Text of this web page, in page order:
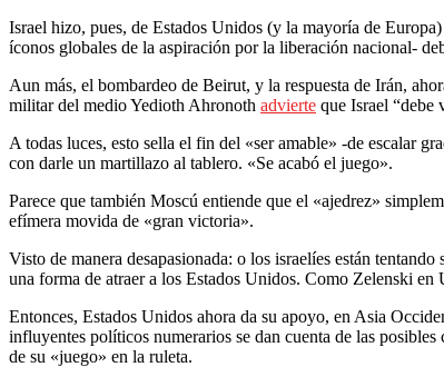
Israel hizo, pues, de Estados Unidos (y la mayoría de
íconos globales de la aspiración por la liberación nacional-
Aun más, el bombardeo de Beirut, y la respuesta de Irán,
militar del medio Yedioth Ahronoth advierte que Israel “debe
A todas luces, esto sella el fin del «ser amable» -de escalar
con darle un martillazo al tablero. «Se acabó el juego».
Parece que también Moscú entiende que el «ajedrez»
efímera movida de «gran victoria».
Visto de manera desapasionada: o los israelíes están
una forma de atraer a los Estados Unidos. Como Zelenski
Entonces, Estados Unidos ahora da su apoyo, en Asia
influyentes políticos numerarios se dan cuenta de las
de su «juego» en la ruleta.